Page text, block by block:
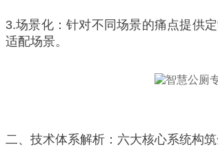
3.场景化：针对不同场景的痛点提供
适配场景。
二、技术体系解析：六大核心系统构